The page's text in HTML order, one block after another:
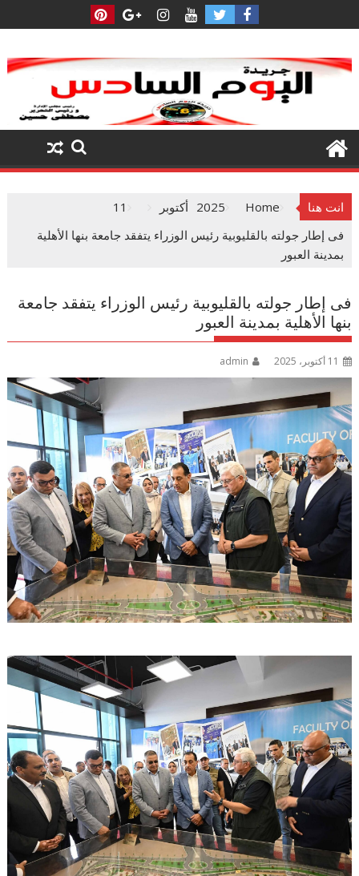
to
انت هنا Home
2025 أكتوبر
11
فى إطار جولته بالقليوبية رئيس الوزراء يتفقد جامعة بنها الأهلية
بمدينة العبور
فى إطار جولته بالقليوبية رئيس الوزراء يتفقد جامعة
بنها الأهلية بمدينة العبور
11 أكتوبر، 2025 admin